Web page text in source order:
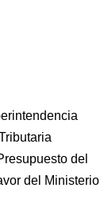
del
del Ministerio